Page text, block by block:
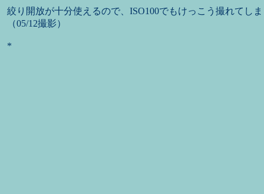
絞り開放が十分使えるので、ISO100でもけっこう撮れてし
（05/12撮影）
*